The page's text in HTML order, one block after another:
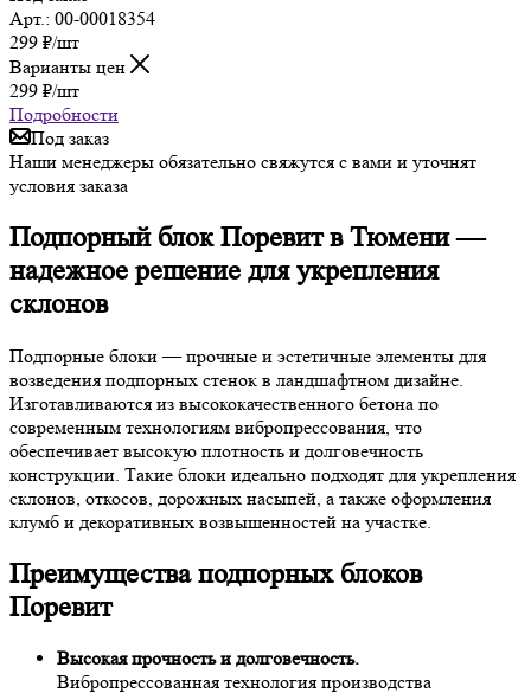
Арт.: 00-00018354
299 ₽/шт
Варианты цен
299 ₽/шт
Подробности
Под заказ
Наши менеджеры обязательно свяжутся с вами и уточнят
условия заказа
Подпорный блок Поревит в Тюмени —
надежное решение для укрепления
склонов
Подпорные блоки — прочные и эстетичные элементы для
возведения подпорных стенок в ландшафтном дизайне.
Изготавливаются из высококачественного бетона по
современным технологиям вибропрессования, что
обеспечивает высокую плотность и долговечность
конструкции. Такие блоки идеально подходят для укрепления
склонов, откосов, дорожных насыпей, а также оформления
клумб и декоративных возвышенностей на участке.
Преимущества подпорных блоков
Поревит
Высокая прочность и долговечность.
Вибропрессованная технология производства